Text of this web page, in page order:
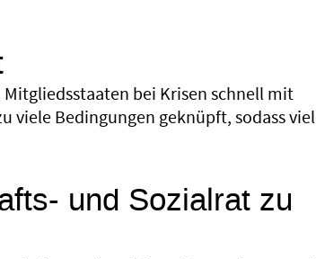
bei Krisen schnell mit
viele Bedingungen geknüpft, sodass
und Sozialrat zu